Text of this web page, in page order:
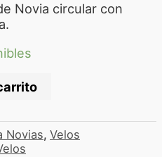
Novia circular con
Novias, Velos